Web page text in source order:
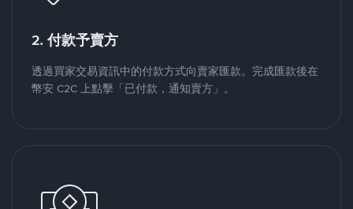
2. 付款予賣方
透過買家交易資訊中的付款方式向賣家匯款。完成匯款後在
幣安 C2C 上點擊「已付款，通知賣方」。